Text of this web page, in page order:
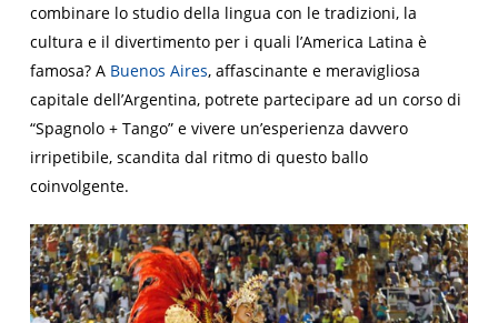
combinare lo studio della lingua con le tradizioni, la
cultura e il divertimento per i quali l’America Latina è
famosa? A Buenos Aires, affascinante e meravigliosa
capitale dell’Argentina, potrete partecipare ad un corso di
“Spagnolo + Tango”e vivere un’esperienza davvero
irripetibile, scandita dal ritmo di questo ballo
coinvolgente.